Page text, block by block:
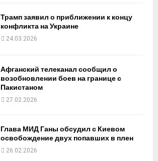
Трамп заявил о приближении к концу
конфликта на Украине
24.03.2026
Афганский телеканал сообщил о
возобновлении боев на границе с
Пакистаном
27.02.2026
Глава МИД Ганы обсудил с Киевом
освобождение двух попавших в плен
26.02.2026